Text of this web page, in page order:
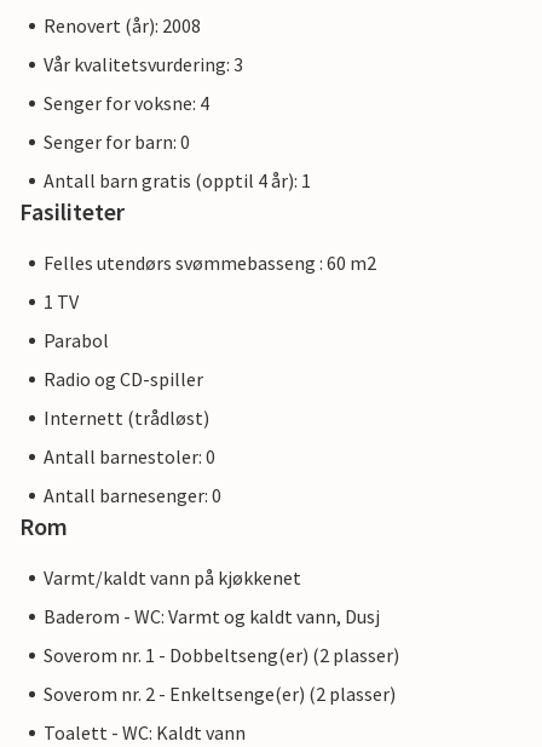
Renovert (år): 2008
Vår kvalitetsvurdering: 3
Senger for voksne: 4
Senger for barn: 0
Antall barn gratis (opptil 4 år): 1
Fasiliteter
Felles utendørs svømmebasseng : 60 m2
1 TV
Parabol
Radio og CD-spiller
Internett (trådløst)
Antall barnestoler: 0
Antall barnesenger: 0
Rom
Varmt/kaldt vann på kjøkkenet
Baderom - WC: Varmt og kaldt vann, Dusj
Soverom nr. 1 - Dobbeltseng(er) (2 plasser)
Soverom nr. 2 - Enkeltsenge(er) (2 plasser)
Toalett - WC: Kaldt vann